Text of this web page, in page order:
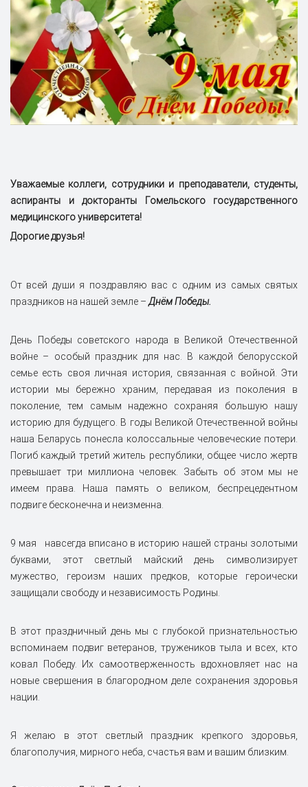
Уважаемые коллеги, сотрудники и преподаватели, студенты,
аспиранты и докторанты Гомельского государственного
медицинского университета!
Дорогие друзья!
От всей души я поздравляю вас с одним из самых святых
праздников на нашей земле – Днём Победы.
День Победы советского народа в Великой Отечественной
войне – особый праздник для нас. В каждой белорусской
семье есть своя личная история, связанная с войной. Эти
истории мы бережно храним, передавая из поколения в
поколение, тем самым надежно сохраняя большую нашу
историю для будущего. В годы Великой Отечественной войны
наша Беларусь понесла колоссальные человеческие потери.
Погиб каждый третий житель республики, общее число жертв
превышает три миллиона человек. Забыть об этом мы не
имеем права. Наша память о великом, беспрецедентном
подвиге бесконечна и неизменна.
9 мая навсегда вписано в историю нашей страны золотыми
буквами, этот светлый майский день символизирует
мужество, героизм наших предков, которые героически
защищали свободу и независимость Родины.
В этот праздничный день мы с глубокой признательностью
вспоминаем подвиг ветеранов, тружеников тыла и всех, кто
ковал Победу. Их самоотверженность вдохновляет нас на
новые свершения в благородном деле сохранения здоровья
нации.
Я желаю в этот светлый праздник крепкого здоровья,
благополучия, мирного неба, счастья вам и вашим близким.